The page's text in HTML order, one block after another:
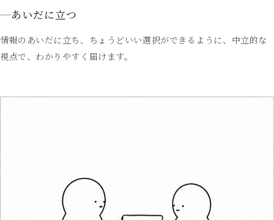
あいだに立つ
情報のあいだに立ち、ちょうどいい選択ができるように、中立的な
視点で、わかりやすく届けます。